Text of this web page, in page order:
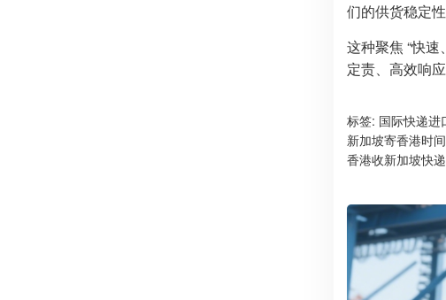
们的供货稳定
这种聚焦 “快
定责、高效响
标签: 国际快递进
新加坡寄香港时间
香港收新加坡快递